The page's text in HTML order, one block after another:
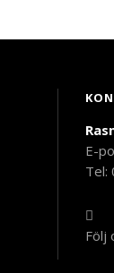
E-
Tel:
Följ